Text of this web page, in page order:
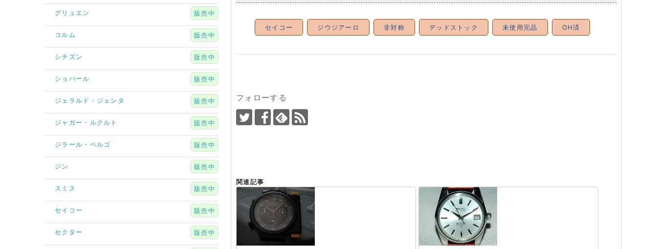
セイコー ジウジアーロ 非対称 デッドストック 未使用完品 OH済
フォローする
関連記事
グリュエン 販売中
コルム 販売中
シチズン 販売中
ショパール 販売中
ジェラルド・ジェンタ 販売中
ジャガー・ルクルト 販売中
ジラール・ペルゴ 販売中
ジン 販売中
スミス 販売中
セイコー 販売中
セクター 販売中